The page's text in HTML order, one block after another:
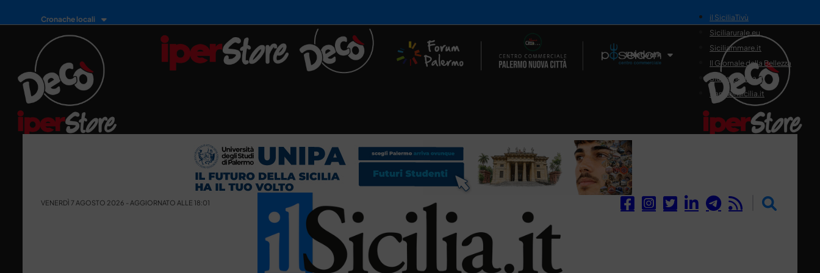
Cronache locali
Il Network
il SiciliaTivù
Siciliarurale.eu
Siciliammare.it
Il Giornale della Bellezza
Siciliamedica.it
Sanitainsicilia.it
VENERDÌ 7 AGOSTO 2026 - AGGIORNATO ALLE 18:01